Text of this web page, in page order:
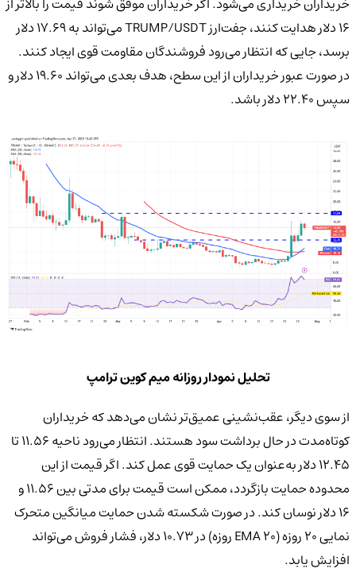
۱۶ دلار هدایت کنند، جفت‌ارز TRUMP/USDT می‌تواند به ۱۷.۶۹ دلار
برسد، جایی که انتظار می‌رود فروشندگان مقاومت قوی ایجاد کنند.
در صورت عبور خریداران از این سطح، هدف بعدی می‌تواند ۱۹.۶۰ دلار و
سپس ۲۲.۴۰ دلار باشد.
تحلیل نمودار روزانه میم کوین ترامپ
از سوی دیگر، عقب‌نشینی عمیق‌تر نشان می‌دهد که خریداران
کوتاه‌مدت در حال برداشت سود هستند. انتظار می‌رود ناحیه ۱۱.۵۶ تا
۱۲.۴۵ دلار به‌عنوان یک حمایت قوی عمل کند. اگر قیمت از این
محدوده حمایت بازگردد، ممکن است قیمت برای مدتی بین ۱۱.۵۶ و
۱۶ دلار نوسان کند. در صورت شکسته شدن حمایت میانگین متحرک
نمایی ۲۰ روزه (EMA ۲۰ روزه) در ۱۰.۷۳ دلار، فشار فروش می‌تواند
افزایش یابد.